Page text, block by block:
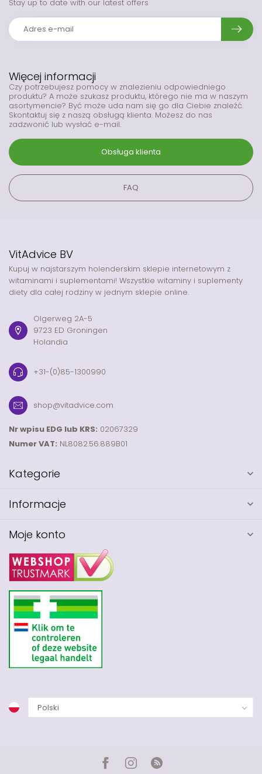
Więcej informacji
Czy potrzebujesz pomocy w znalezieniu odpowiedniego
produktu? A może szukasz produktu, którego nie ma w naszym
asortymencie? Być może uda nam się go dla Ciebie znaleźć.
Skontaktuj się z naszą obsługą klienta. Możesz do nas
zadzwonić lub wysłać e-mail.
Obsługa klienta
FAQ
Stay up to date with our latest offers
VitAdvice BV
Kupuj w najstarszym holenderskim sklepie internetowym z
witaminami i suplementami! Wszystkie witaminy i suplementy
diety dla całej rodziny w jednym sklepie online.
Olgerweg 2A-5
9723 ED Groningen
Holandia
+31-(0)85-1300990
shop@vitadvice.com
Nr wpisu EDG lub KRS: 02067329
Numer VAT: NL8082.56.889B01
Kategorie
Informacje
Moje konto